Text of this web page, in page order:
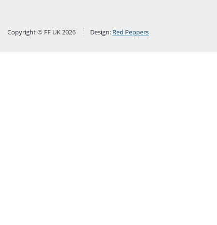
Copyright © FF UK 2026 Design: Red Peppers